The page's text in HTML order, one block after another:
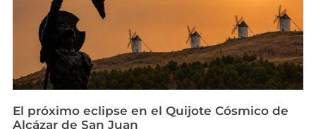
El próximo eclipse en el Quijote Cósmico de
Alcázar de San Juan